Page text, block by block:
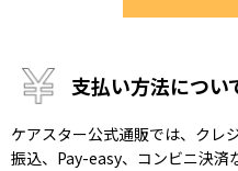
支払い方法につい
ケアスター公式通販では、クレ
振込、Pay-easy、コンビニ決済